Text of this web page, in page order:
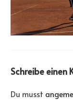
Schreibe einen
Du musst